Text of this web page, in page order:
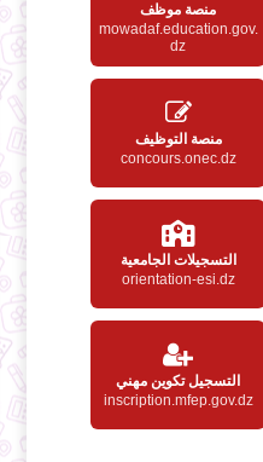
منصة موظف
mowadaf.education.gov.
dz
منصة التوظيف
concours.onec.dz
التسجيلات الجامعية
orientation-esi.dz
التسجيل تكوين مهني
inscription.mfep.gov.dz